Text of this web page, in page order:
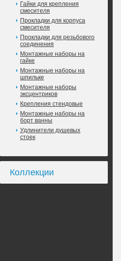
Гайки для крепления
смесителя
Прокладки для корпуса
смесителя
Прокладки для резьбового
соединения
Монтажные наборы на
гайке
Монтажные наборы на
шпильке
Монтажные наборы
эксцентриков
Крепления стендовые
Монтажные наборы на
борт ванны
Удлинители душевых
стоек
Коллекции